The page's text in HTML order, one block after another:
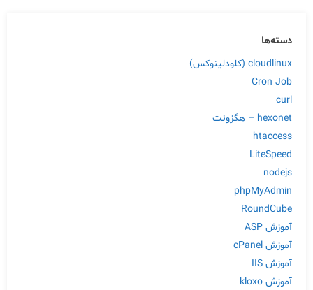
دسته‌ها
cloudlinux (کلودلینوکس)
Cron Job
curl
hexonet – هگزونت
htaccess
LiteSpeed
nodejs
phpMyAdmin
RoundCube
آموزش ASP
آموزش cPanel
آموزش IIS
آموزش kloxo